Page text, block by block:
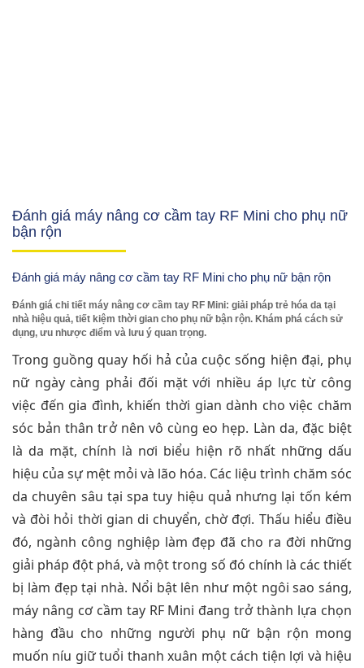
Đánh giá máy nâng cơ cầm tay RF Mini cho phụ nữ
bận rộn
Đánh giá máy nâng cơ cầm tay RF Mini cho phụ nữ bận rộn
Đánh giá chi tiết máy nâng cơ cầm tay RF Mini: giải pháp trẻ hóa da tại
nhà hiệu quả, tiết kiệm thời gian cho phụ nữ bận rộn. Khám phá cách sử
dụng, ưu nhược điểm và lưu ý quan trọng.
Trong guồng quay hối hả của cuộc sống hiện đại, phụ
nữ ngày càng phải đối mặt với nhiều áp lực từ công
việc đến gia đình, khiến thời gian dành cho việc chăm
sóc bản thân trở nên vô cùng eo hẹp. Làn da, đặc biệt
là da mặt, chính là nơi biểu hiện rõ nhất những dấu
hiệu của sự mệt mỏi và lão hóa. Các liệu trình chăm sóc
da chuyên sâu tại spa tuy hiệu quả nhưng lại tốn kém
và đòi hỏi thời gian di chuyển, chờ đợi. Thấu hiểu điều
đó, ngành công nghiệp làm đẹp đã cho ra đời những
giải pháp đột phá, và một trong số đó chính là các thiết
bị làm đẹp tại nhà. Nổi bật lên như một ngôi sao sáng,
máy nâng cơ cầm tay RF Mini đang trở thành lựa chọn
hàng đầu cho những người phụ nữ bận rộn mong
muốn níu giữ tuổi thanh xuân một cách tiện lợi và hiệu